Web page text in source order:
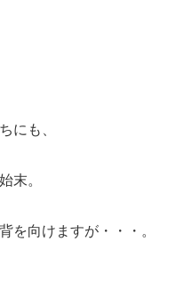
にも、
末。
を向けますが・・・。